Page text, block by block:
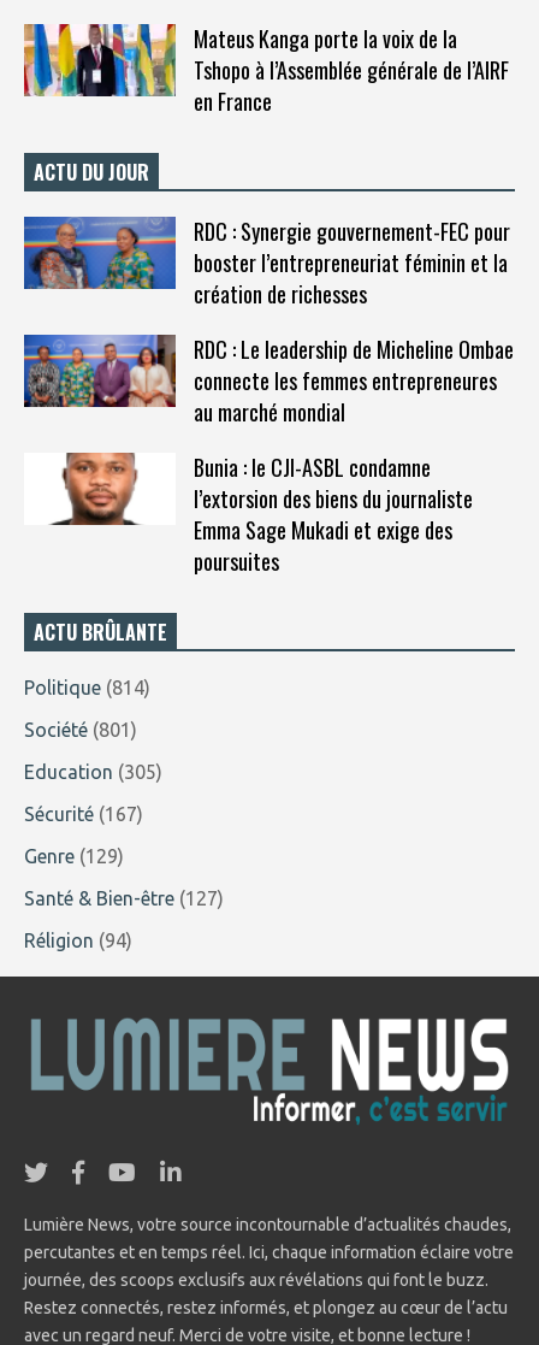
Mateus Kanga porte la voix de la
Tshopo à l’Assemblée générale de l’AIRF
en France
ACTU DU JOUR
RDC : Synergie gouvernement-FEC pour
booster l’entrepreneuriat féminin et la
création de richesses
RDC : Le leadership de Micheline Ombae
connecte les femmes entrepreneures
au marché mondial
Bunia : le CJI-ASBL condamne
l’extorsion des biens du journaliste
Emma Sage Mukadi et exige des
poursuites
ACTU BRÛLANTE
Politique (814)
Société (801)
Education (305)
Sécurité (167)
Genre (129)
Santé & Bien-être (127)
Réligion (94)
Lumière News, votre source incontournable d’actualités chaudes,
percutantes et en temps réel. Ici, chaque information éclaire votre
journée, des scoops exclusifs aux révélations qui font le buzz.
Restez connectés, restez informés, et plongez au cœur de l’actu
avec un regard neuf. Merci de votre visite, et bonne lecture !